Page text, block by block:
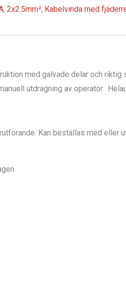
, 2x2.5mm², Kabelvinda med
med galvade delar och riktig
utdragning av operatör.
Kan beställas med eller